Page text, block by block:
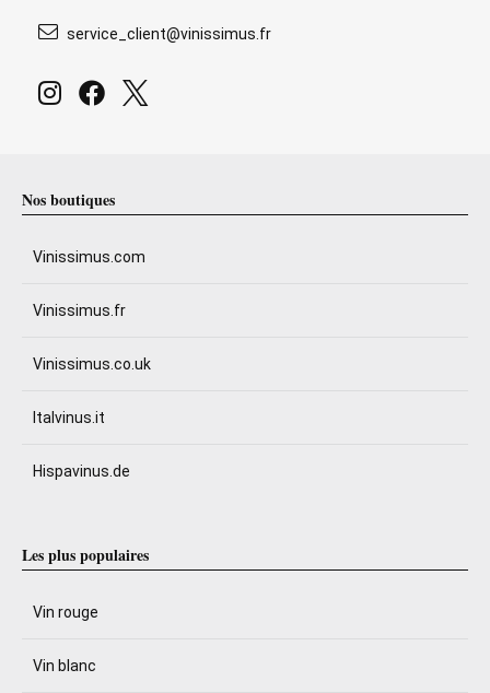
service_client@vinissimus.fr
Nos boutiques
Vinissimus.com
Vinissimus.fr
Vinissimus.co.uk
Italvinus.it
Hispavinus.de
Les plus populaires
Vin rouge
Vin blanc